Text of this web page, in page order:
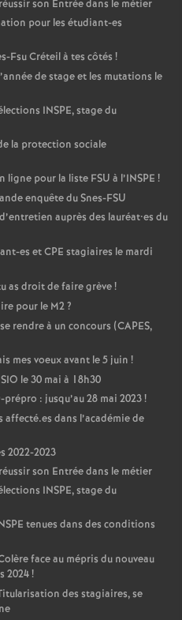
son Entrée dans le métier
pour les étudiant-es
Fsu Créteil à tes côtés !
de stage et les mutations le
INSPE, stage du
la protection sociale
ligne pour la liste FSU à l’INSPE !
enquête du Snes-FSU
auprès des lauréat•es du
es etCPE stagiaires le mardi
as droit de faire grève!
pour le M2?
rendre à un concours (CAPES,
mes voeux avant le 5 juin !
le 30 mai à 18h30
-prépro : jusqu’au 28 mai 2023!
affecté.es dans l’académie de
2022-2023
son Entrée dans le métier
INSPE, stage du
tenues dans des conditions
face au mépris du nouveau
2024!
des stagiaires, se